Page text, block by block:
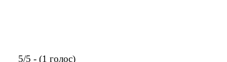
5/5 - (1 голос)